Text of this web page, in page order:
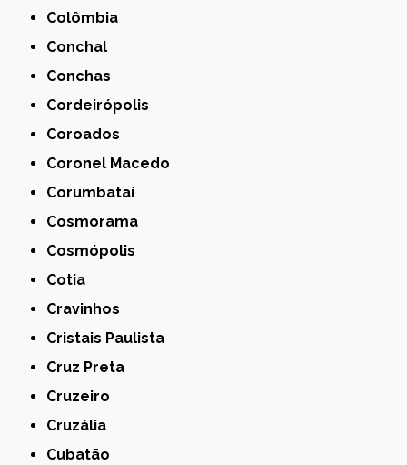
Colômbia
Conchal
Conchas
Cordeirópolis
Coroados
Coronel Macedo
Corumbataí
Cosmorama
Cosmópolis
Cotia
Cravinhos
Cristais Paulista
Cruz Preta
Cruzeiro
Cruzália
Cubatão